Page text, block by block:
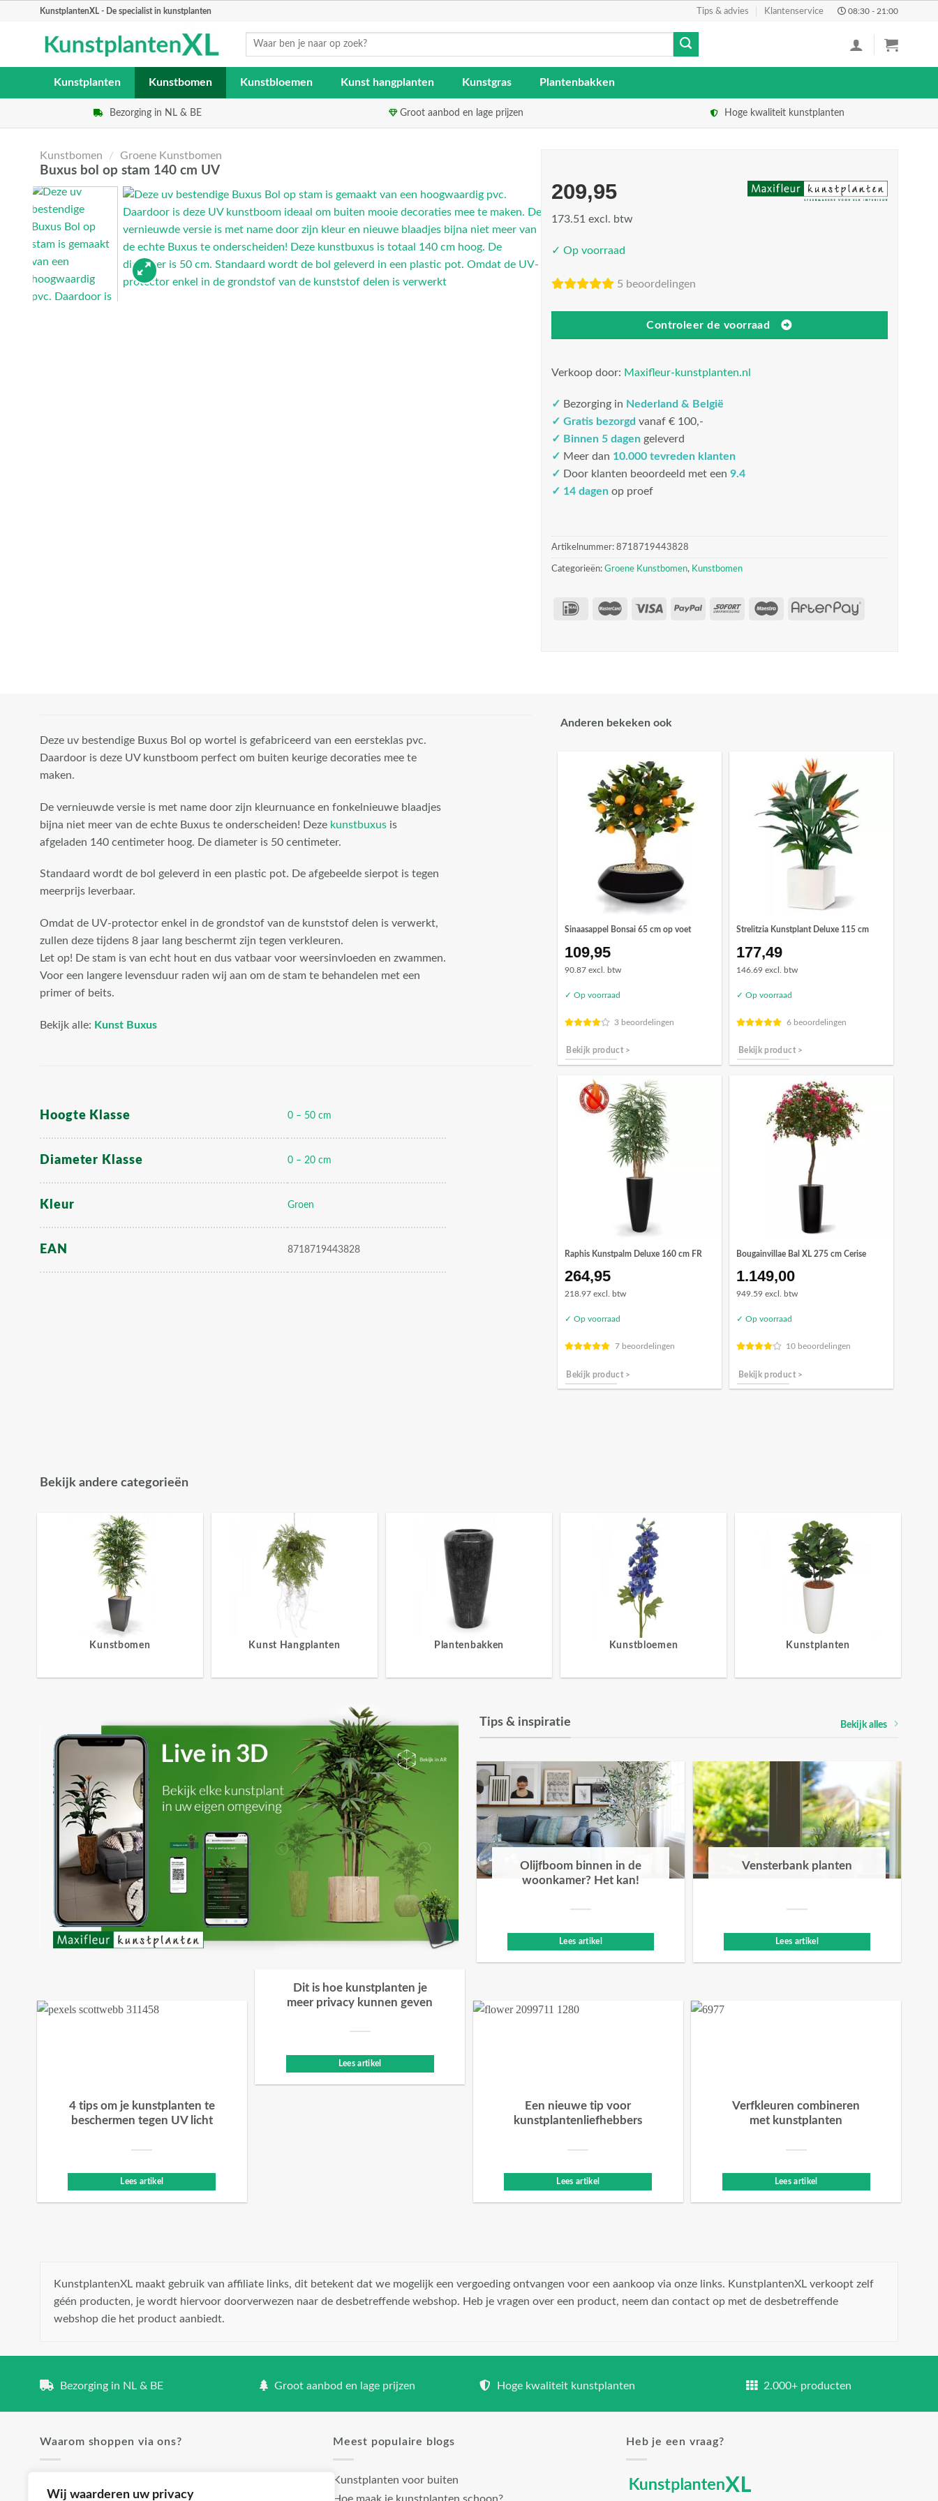
Wij waarderen uw privacy
KunstplantenXL - De specialist in kunstplanten Tips & advies Klantenservice 08:30 - 21:00
Zoeken
Kunstplanten Kunstbomen Kunstbloemen Kunst hangplanten Kunstgras Plantenbakken
Bezorging in NL & BE Groot aanbod en lage prijzen Hoge kwaliteit kunstplanten
Kunstbomen / Groene Kunstbomen
Buxus bol op stam 140 cm UV
Let op! De stam
weersinvloeden
Voor een langere
levensduur raden
width="100"
height="100"
class="attachment-
209,95
173.51 excl. btw
✓ Op voorraad
5 beoordelingen
Controleer de voorraad
Verkoop door: Maxifleur-kunstplanten.nl
✓ Bezorging in Nederland & België
✓ Gratis bezorgd vanaf € 100,-
✓ Binnen 5 dagengeleverd
✓ Meer dan 10.000 tevreden klanten
✓ Door klanten beoordeeld met een 9.4
✓ 14 dagenop proef
Artikelnummer: 8718719443828
Categorieën: Groene Kunstbomen, Kunstbomen
Deze uv bestendige Buxus Bol op wortel is gefabriceerd van een eersteklas pvc.
Daardoor is deze UV kunstboom perfect om buiten keurige decoraties mee te
maken.
De vernieuwde versie is met name door zijn kleurnuance en fonkelnieuwe blaadjes
bijna niet meer van de echte Buxus te onderscheiden! Deze kunstbuxus is
afgeladen 140 centimeter hoog. De diameter is 50 centimeter.
Standaard wordt de bol geleverd in een plastic pot. De afgebeelde sierpot is tegen
meerprijs leverbaar.
Omdat de UV-protector enkel in de grondstof van de kunststof delen is verwerkt,
zullen deze tijdens 8 jaar lang beschermt zijn tegen verkleuren.
Let op! De stam is van echt hout en dus vatbaar voor weersinvloeden en zwammen.
Voor een langere levensduur raden wij aan om de stam te behandelen met een
primer of beits.
Bekijk alle: Kunst Buxus
Hoogte Klasse 0 – 50 cm
Diameter Klasse 0 – 20 cm
Kleur Groen
EAN 8718719443828
Anderen bekeken ook
Sinaasappel Bonsai 65 cm op voet
109,95
90.87 excl. btw
✓ Op voorraad
3 beoordelingen
Bekijk product >
Strelitzia Kunstplant Deluxe 115 cm
177,49
146.69 excl. btw
✓ Op voorraad
6 beoordelingen
Bekijk product >
Raphis Kunstpalm Deluxe 160 cm FR
264,95
218.97 excl. btw
✓ Op voorraad
7 beoordelingen
Bekijk product >
Bougainvillae Bal XL 275 cm Cerise
1.149,00
949.59 excl. btw
✓ Op voorraad
10 beoordelingen
Bekijk product >
Bekijk andere categorieën
Kunstbomen Kunst Hangplanten Plantenbakken Kunstbloemen Kunstplanten
Tips & inspiratie Bekijk alles
Olijfboom binnen in de
woonkamer? Het kan!
Lees artikel
Vensterbank planten
Lees artikel
4 tips om je kunstplanten te
beschermen tegen UV licht
Lees artikel
Dit is hoe kunstplanten je
meer privacy kunnen geven
Lees artikel
Een nieuwe tip voor
kunstplantenliefhebbers
Lees artikel
Verfkleuren combineren
met kunstplanten
Lees artikel
KunstplantenXL maakt gebruik van affiliate links, dit betekent dat we mogelijk een vergoeding ontvangen voor een aankoop via onze links. KunstplantenXL verkoopt zelf
géén producten, je wordt hiervoor doorverwezen naar de desbetreffende webshop. Heb je vragen over een product, neem dan contact op met de desbetreffende
webshop die het product aanbiedt.
Bezorging in NL & BE Groot aanbod en lage prijzen Hoge kwaliteit kunstplanten 2.000+ producten
Waarom shoppen via ons?
✓ Klanttevredenheid staat voorop
Meest populaire blogs
Kunstplanten voor buiten
Hoe maak je kunstplanten schoon?
Heb je een vraag?